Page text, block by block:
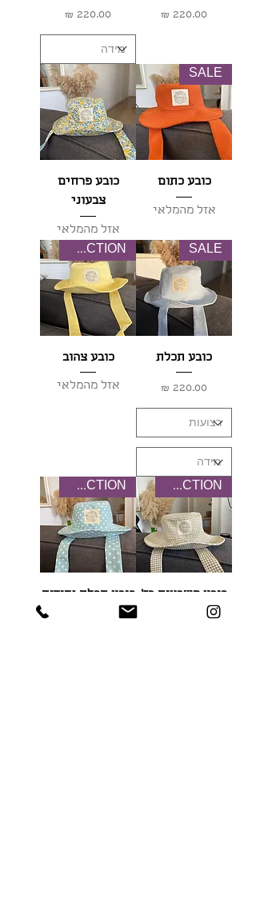
מחיר מחיר
SALE
כובע כתום
אזל מהמלאי
כובע פרחים
צבעוני
אזל מהמלאי
SALE
כובע תכלת
מחיר
NEW COLLECTION
כובע צהוב
אזל מהמלאי
NEW COLLECTION
כובע משבצות בז'
NEW COLLECTION
כובע תכלת נקודות